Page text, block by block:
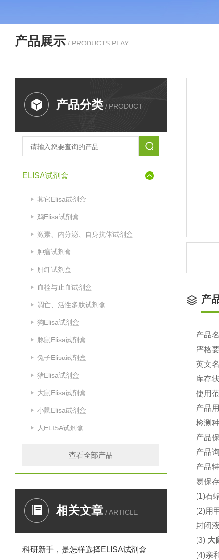
产品展示 / PRODUCTS PLAY
产品分类 / PRODUCT
ELISA试剂盒
其它Elisa试剂盒
鸡Elisa试剂盒
激素、内分泌、自身抗体试剂盒
肿瘤试剂盒
肝纤试剂盒
血栓与止血试剂盒
凋亡、活性多肽试剂盒
狗Elisa试剂盒
豚鼠Elisa试剂盒
兔子Elisa试剂盒
猪Elisa试剂盒
大鼠Elisa试剂盒
小鼠Elisa试剂盒
人ELISA试剂盒
查看全部产品
相关文章 / ARTICLE
科研新手，是怎样选择ELISA试剂盒
产
产品
严格
英文
库存
使用
产品
检测
产品
产品
产品
易保
(1)石
(2)用
封闭
(3) 大
(4)亲